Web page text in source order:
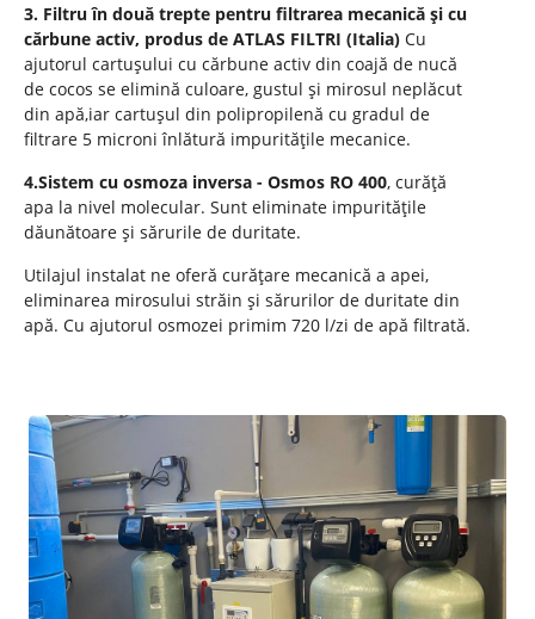
3. Filtru în două trepte pentru filtrarea mecanică și cu
cărbune activ, produs de ATLAS FILTRI (Italia) Cu
ajutorul cartușului cu cărbune activ din coajă de nucă
de cocos se elimină culoare, gustul și mirosul neplăcut
din apă,iar cartușul din polipropilenă cu gradul de
filtrare 5 microni înlătură impuritățile mecanice.
4.Sistem cu osmoza inversa - Osmos RO 400, curăță
apa la nivel molecular. Sunt eliminate impuritățile
dăunătoare și sărurile de duritate.
Utilajul instalat ne oferă curățare mecanică a apei,
eliminarea mirosului străin și sărurilor de duritate din
apă. Cu ajutorul osmozei primim 720 l/zi de apă filtrată.